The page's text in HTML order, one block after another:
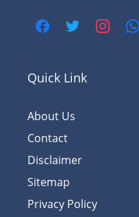
Quick Link
About Us
Contact
Disclaimer
Sitemap
Privacy Policy